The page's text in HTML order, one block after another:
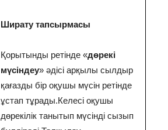
Ширату тапсырмасы
Қорытынды ретінде «дөрекі
мүсіндеу» әдісі арқылы сылдыр
қағазды бір оқушы мүсін ретінде
ұстап тұрады.Келесі оқушы
дөрекілік танытып мүсінді сызып